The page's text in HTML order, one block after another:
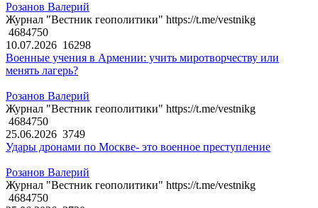
Розанов Валерий
Журнал "Вестник геополитики" https://t.me/vestnikg
4684750
10.07.2026 16298
Военные учения в Армении: учить миротворчеству или
менять лагерь?
Розанов Валерий
Журнал "Вестник геополитики" https://t.me/vestnikg
4684750
25.06.2026 3749
Удары дронами по Москве- это военное преступление
Розанов Валерий
Журнал "Вестник геополитики" https://t.me/vestnikg
4684750